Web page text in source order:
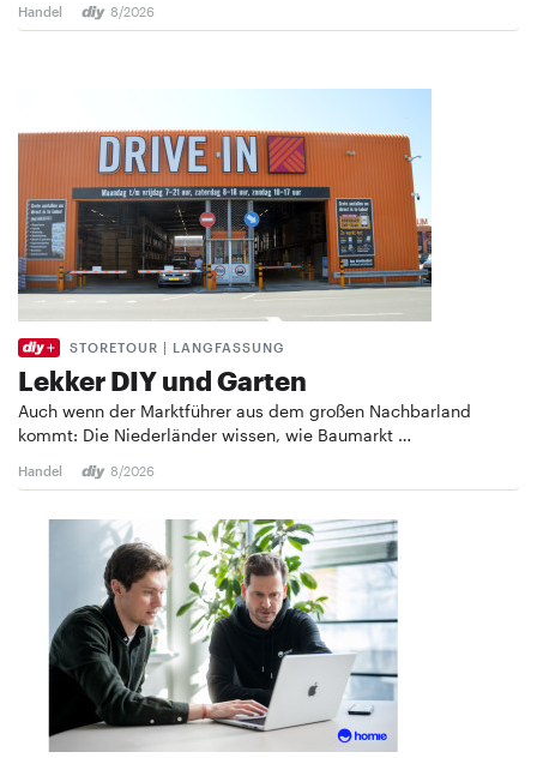
Handel 8/2026
STORETOUR | LANGFASSUNG
Lekker DIY und Garten
Auch wenn der Marktführer aus dem großen Nachbarland
kommt: Die Niederländer wissen, wie Baumarkt …
Handel 8/2026